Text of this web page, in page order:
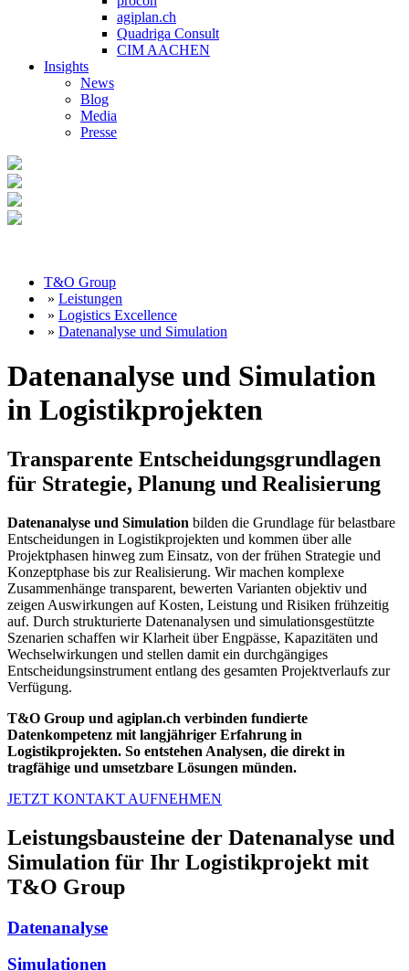
agiplan.ch
Quadriga Consult
CIM AACHEN
Insights
News
Blog
Media
Presse
T&O Group
» Leistungen
» Logistics Excellence
» Datenanalyse und Simulation
Datenanalyse und Simulation
in Logistikprojekten
Transparente Entscheidungsgrundlagen
für Strategie, Planung und Realisierung
Datenanalyse und Simulation bilden die Grundlage für belastbare
Entscheidungen in Logistikprojekten und kommen über alle
Projektphasen hinweg zum Einsatz, von der frühen Strategie und
Konzeptphase bis zur Realisierung. Wir machen komplexe
Zusammenhänge transparent, bewerten Varianten objektiv und
zeigen Auswirkungen auf Kosten, Leistung und Risiken frühzeitig
auf. Durch strukturierte Datenanalysen und simulationsgestützte
Szenarien schaffen wir Klarheit über Engpässe, Kapazitäten und
Wechselwirkungen und stellen damit ein durchgängiges
Entscheidungsinstrument entlang des gesamten Projektverlaufs zur
Verfügung.
T&O Group und agiplan.ch verbinden fundierte
Datenkompetenz mit langjähriger Erfahrung in
Logistikprojekten. So entstehen Analysen, die direkt in
tragfähige und umsetzbare Lösungen münden.
JETZT KONTAKT AUFNEHMEN
Leistungsbausteine der Datenanalyse und
Simulation für Ihr Logistikprojekt mit
T&O Group
Datenanalyse
Simulationen